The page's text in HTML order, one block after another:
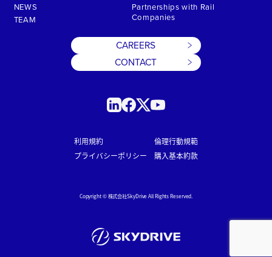
NEWS
TEAM
Partnerships with Rail
Companies
CAREERS
CONTACT
利用規約
プライバシーポリシー
倫理行動規範
購入基本約款
Copyright © 株式会社SkyDrive All Rights Reserved.